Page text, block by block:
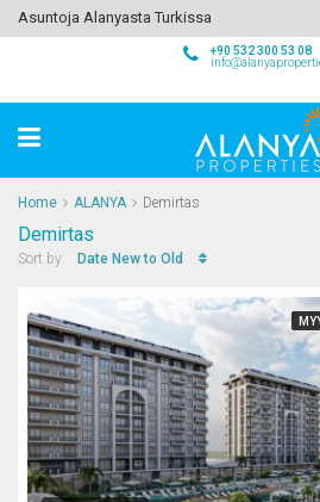
Asuntoja Alanyasta Turkissa
+90 532 300 53 08
Home ALANYA Demirtas
Demirtas
Sort by: Date New to Old